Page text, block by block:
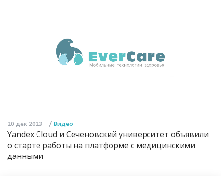
20 дек 2023 / Видео
Yandex Cloud и Сеченовский университет объявили
о старте работы на платформе с медицинскими
данными